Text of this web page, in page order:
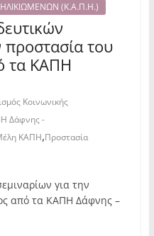
(Κ.Α.Π.Η.)
προστασία του
τα ΚΑΠΗ
Κοινωνικής
Δάφνης -
ΚΑΠΗ,Προστασία
για την
από τα ΚΑΠΗ Δάφνης –